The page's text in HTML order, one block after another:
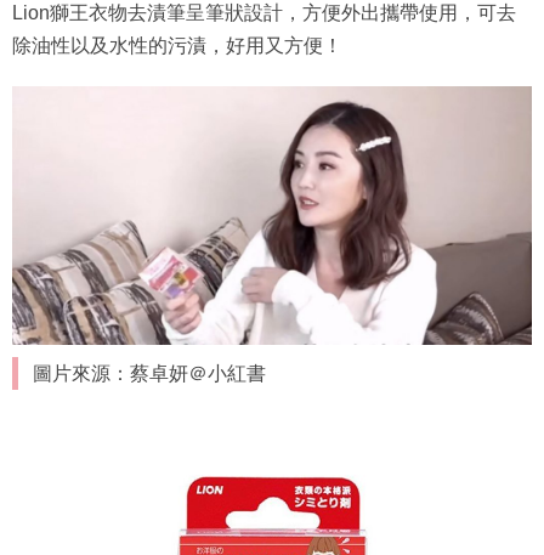
Lion獅王衣物去漬筆呈筆狀設計，方便外出攜帶使用，可去
除油性以及水性的污漬，好用又方便！
圖片來源：蔡卓妍＠小紅書